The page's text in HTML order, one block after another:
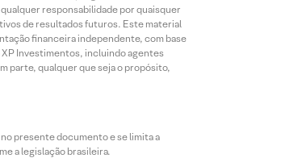
responsabilidade por quaisquer
de resultados futuros. Este material
financeira independente, com base
Investimentos, incluindo agentes
parte, qualquer que seja o propósito,
presente documento e se limita a
a legislação brasileira.